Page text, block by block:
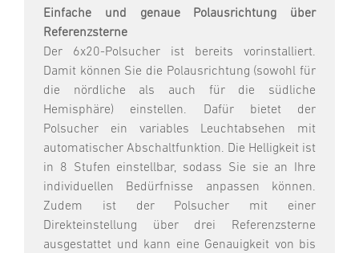
Einfache und genaue Polausrichtung über
Referenzsterne
Der 6x20-Polsucher ist bereits vorinstalliert.
Damit können Sie die Polausrichtung (sowohl für
die nördliche als auch für die südliche
Hemisphäre) einstellen. Dafür bietet der
Polsucher ein variables Leuchtabsehen mit
automatischer Abschaltfunktion. Die Helligkeit ist
in 8 Stufen einstellbar, sodass Sie sie an Ihre
individuellen Bedürfnisse anpassen können.
Zudem ist der Polsucher mit einer
Direkteinstellung über drei Referenzsterne
ausgestattet und kann eine Genauigkeit von bis